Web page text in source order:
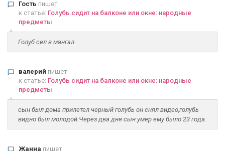
Гость пишет
к статье: Голубь сидит на балконе или окне: народные
предметы
Голуб сел в мангал
валерий пишет
к статье: Голубь сидит на балконе или окне: народные
предметы
сын был дома прилетел черный голубь он снял видео,голубь
видно был молодой.Через два дня сын умер ему было 23 года.
Жанна пишет